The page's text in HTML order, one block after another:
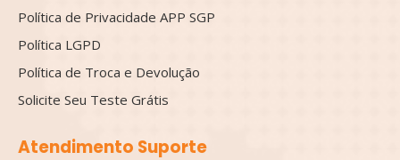
Política de Privacidade APP SGP
Política LGPD
Política de Troca e Devolução
Solicite Seu Teste Grátis
Atendimento Suporte